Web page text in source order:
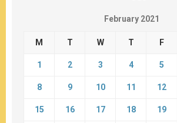
February 2021
M T W T F
1 2 3 4 5
8 9 10 11 12
15 16 17 18 19